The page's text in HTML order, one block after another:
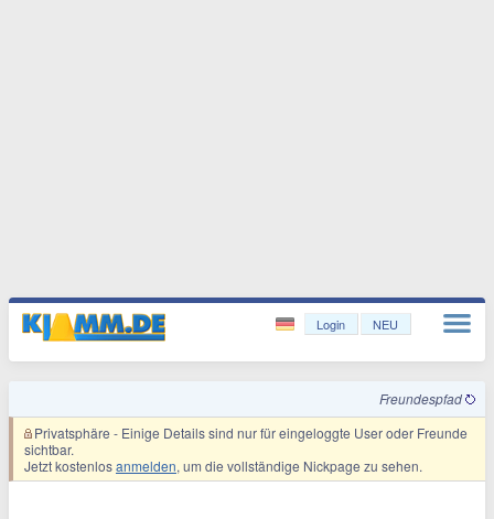
Login NEU
Freundespfad
Privatsphäre - Einige Details sind nur für eingeloggte User oder Freunde
sichtbar.
Jetzt kostenlosanmelden, um die vollständige Nickpage zu sehen.